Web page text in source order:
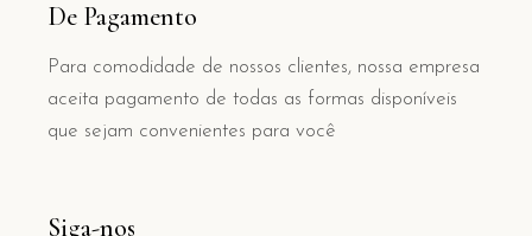
De Pagamento
Para comodidade de nossos clientes, nossa empresa
aceita pagamento de todas as formas disponíveis
que sejam convenientes para você
Siga-nos